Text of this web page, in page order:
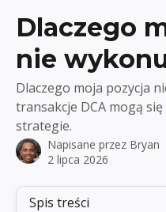
Dlaczego
nie
Dlaczego moja pozycja
transakcje DCA mogą
strategie.
Napisane przez Bryan
2 lipca 2026
Spis treści